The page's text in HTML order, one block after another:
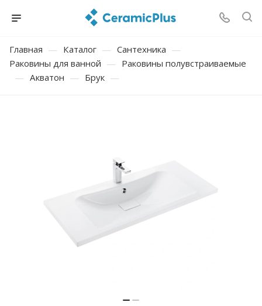
Главная — Каталог — Сантехника —
Раковины для ванной — Раковины полувстраиваемые
— Акватон — Брук —